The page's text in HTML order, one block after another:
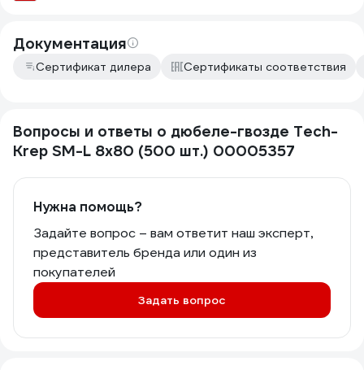
Документация
Сертификат дилера Сертификаты соответствия
Вопросы и ответы о дюбеле-гвозде Tech-
Krep SM-L 8х80 (500 шт.) 00005357
Нужна помощь?
Задайте вопрос – вам ответит наш эксперт,
представитель бренда или один из
покупателей
Задать вопрос